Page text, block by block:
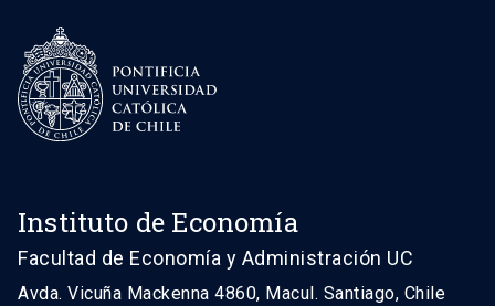
Instituto de Economía
Facultad de Economía y Administración UC
Avda. Vicuña Mackenna 4860, Macul. Santiago, Chile